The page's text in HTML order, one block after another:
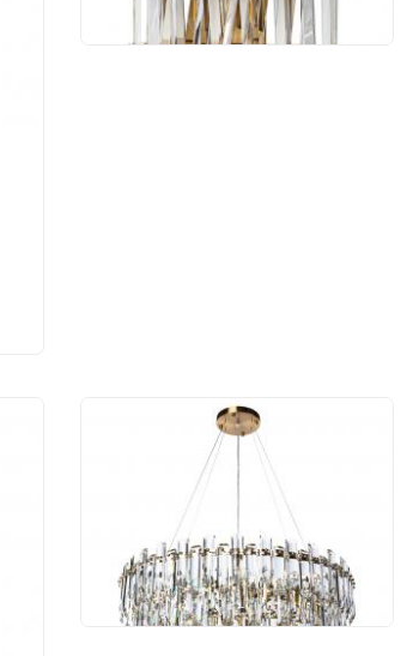
Люстра Divinare Bellatrix
3510/17 SP-18
249 990 руб.